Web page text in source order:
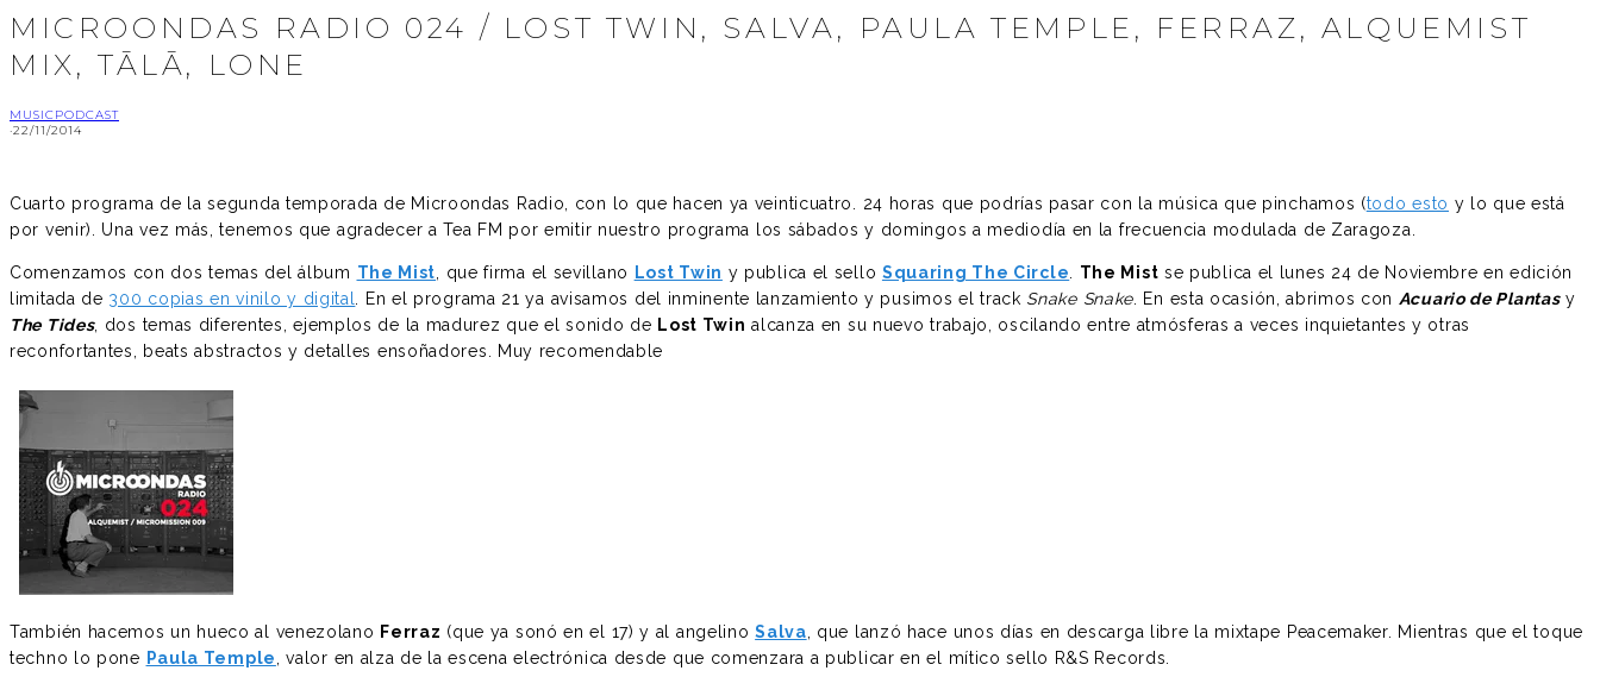
MICROONDAS RADIO 024 / LOST TWIN, SALVA, PAULA TEMPLE, FERRAZ, ALQUEMIST
MIX, TĀLĀ, LONE
MUSIC PODCAST
·22/11/2014
Cuarto programa de la segunda temporada de Microondas Radio, con lo que hacen ya veinticuatro. 24 horas que podrías pasar con la música que pinchamos (todo esto y lo que está
por venir). Una vez más, tenemos que agradecer a Tea FM por emitir nuestro programa los sábados y domingos a mediodía en la frecuencia modulada de Zaragoza.
Comenzamos con dos temas del álbum The Mist , que firma el sevillano Lost Twin y publica el sello Squaring The Circle The Mist se publica el lunes 24 de Noviembre en edición
limitada de 300 copias en vinilo y digital . En el programa 21 ya avisamos del inminente lanzamiento y pusimos el track Snake Snake . En esta ocasión, abrimos con Acuario de Plantasy
The Tides, dos temas diferentes, ejemplos de la madurez que el sonido de Lost Twin alcanza en su nuevo trabajo, oscilando entre atmósferas a veces inquietantes y otras
reconfortantes, beats abstractos y detalles ensoñadores. Muy recomendable
También hacemos un hueco al venezolano Ferraz (que ya sonó en el 17) y al angelinoSalva , que lanzó hace unos días en descarga libre la mixtape Peacemaker. Mientras que el toque
techno lo pone Paula Temple , valor en alza de la escena electrónica desde que comenzara a publicar en el mítico sello R&S Records.